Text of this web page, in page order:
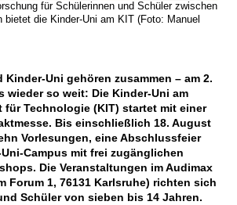
für Schülerinnen und Schüler zwischen
bietet die Kinder-Uni am KIT (Foto: Manuel
Kinder-Uni gehören zusammen – am 2.
wieder so weit: Die Kinder-Uni am
für Technologie (KIT) startet mit einer
Bis einschließlich 18. August
Vorlesungen, eine Abschlussfeier
Campus mit frei zugänglichen
Die Veranstaltungen im Audimax
Forum 1, 76131 Karlsruhe) richten sich
Schüler von sieben bis 14 Jahren.